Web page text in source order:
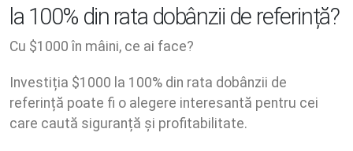
la 100% din rata dobânzii de referință?
Cu $1000 în mâini, ce ai face?
Investiția $1000 la 100% din rata dobânzii de
referință poate fi o alegere interesantă pentru cei
care caută siguranță și profitabilitate.